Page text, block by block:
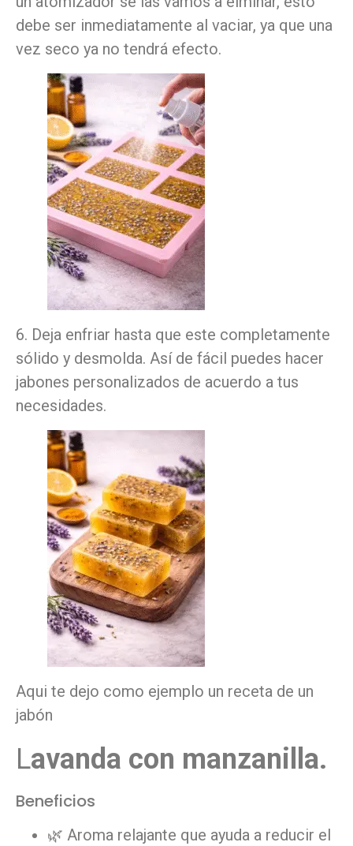
debe ser inmediatamente al vaciar, ya que una
vez seco ya no tendrá efecto.
6. Deja enfriar hasta que este completamente
sólido y desmolda. Así de fácil puedes hacer
jabones personalizados de acuerdo a tus
necesidades.
Aqui te dejo como ejemplo un receta de un
jabón
Lavanda con manzanilla.
Beneficios
🌿 Aroma relajante que ayuda a reducir el